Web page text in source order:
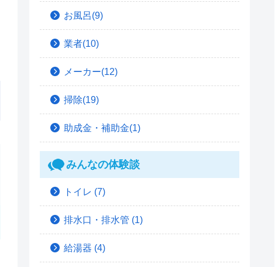
お風呂(9)
業者(10)
メーカー(12)
掃除(19)
助成金・補助金(1)
みんなの体験談
トイレ (7)
排水口・排水管 (1)
給湯器 (4)